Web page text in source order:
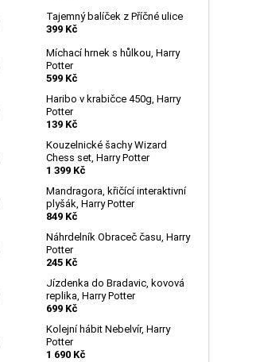
Tajemný balíček z Příčné ulice
399 Kč
Míchací hrnek s hůlkou, Harry
Potter
599 Kč
Haribo v krabičce 450g, Harry
Potter
139 Kč
Kouzelnické šachy Wizard
Chess set, Harry Potter
1 399 Kč
Mandragora, křičící interaktivní
plyšák, Harry Potter
849 Kč
Náhrdelník Obraceč času, Harry
Potter
245 Kč
Jízdenka do Bradavic, kovová
replika, Harry Potter
699 Kč
Kolejní hábit Nebelvír, Harry
Potter
1 690 Kč